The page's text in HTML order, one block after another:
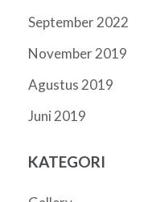
September 2022
November 2019
Agustus 2019
Juni 2019
KATEGORI